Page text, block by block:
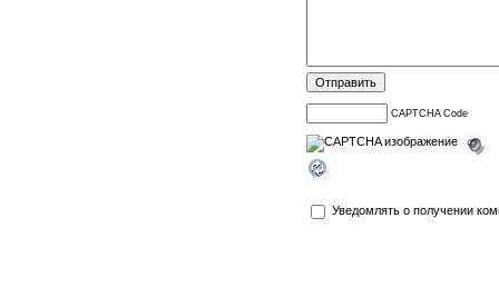
CAPTCHA Code
Уведомлять о получении